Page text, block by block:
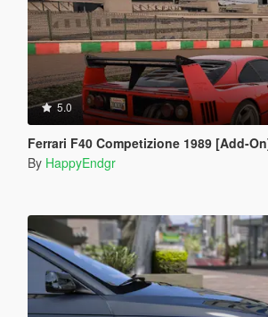
5.0
Ferrari F40 Competizione 1989 [Add-
By HappyEndgr